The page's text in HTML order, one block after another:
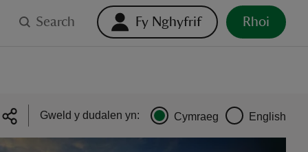
Search Fy Nghyfrif Rhoi
Gweld y dudalen yn: Cymraeg English